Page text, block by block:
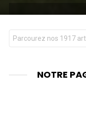
Chercher
pour
NOTRE